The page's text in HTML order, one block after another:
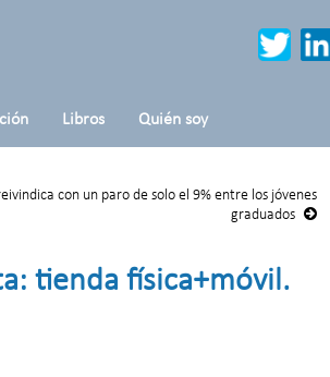
Libros Quién soy
con un paro de solo el 9% entre los jóvenes
graduados
tienda física+móvil.